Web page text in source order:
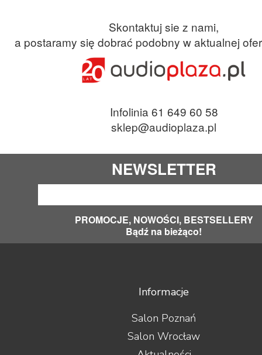
Skontaktuj sie z nami,
a postaramy się dobrać podobny w aktualnej
Infolinia 61 649 60 58
sklep@audioplaza.pl
NEWSLETTER
PROMOCJE, NOWOŚCI, BESTSELLERY
Bądź na bieżąco!
Informacje
Salon Poznań
Salon Wrocław